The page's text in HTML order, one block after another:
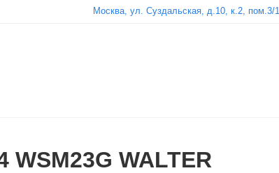
Москва, ул. Суздальская, д.10, к.2, пом.3/1
WSM23G WALTER